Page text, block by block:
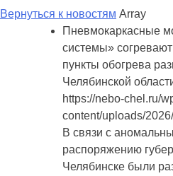
Вернуться к новостям Array
Пневмокаркасные
системы»
пункты обогрева
Челябинской
https://nebo-chel.ru/
content/uploads/
В связи с
распоряжению
Челябинске были